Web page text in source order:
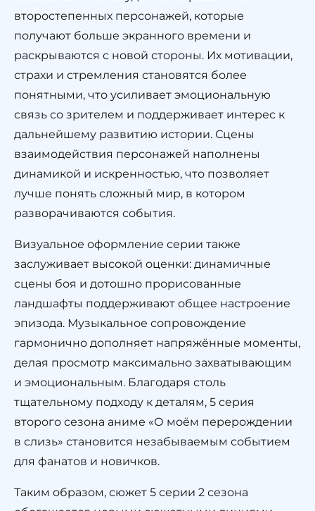
второстепенных персонажей, которые
получают больше экранного времени и
раскрываются с новой стороны. Их мотивации,
страхи и стремления становятся более
понятными, что усиливает эмоциональную
связь со зрителем и поддерживает интерес к
дальнейшему развитию истории. Сцены
взаимодействия персонажей наполнены
динамикой и искренностью, что позволяет
лучше понять сложный мир, в котором
разворачиваются события.
Визуальное оформление серии также
заслуживает высокой оценки: динамичные
сцены боя и дотошно прорисованные
ландшафты поддерживают общее настроение
эпизода. Музыкальное сопровождение
гармонично дополняет напряжённые моменты,
делая просмотр максимально захватывающим
и эмоциональным. Благодаря столь
тщательному подходу к деталям, 5 серия
второго сезона аниме «О моём перерождении
в слизь» становится незабываемым событием
для фанатов и новичков.
Таким образом, сюжет 5 серии 2 сезона